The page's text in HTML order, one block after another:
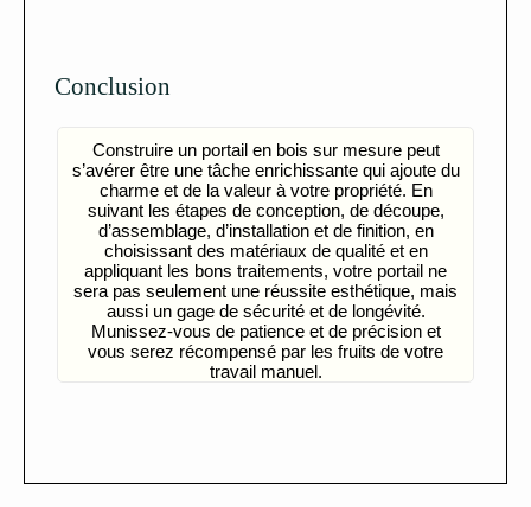
Conclusion
Construire un portail en bois sur mesure peut
s’avérer être une tâche enrichissante qui ajoute du
charme et de la valeur à votre propriété. En
suivant les étapes de conception, de découpe,
d’assemblage, d’installation et de finition, en
choisissant des matériaux de qualité et en
appliquant les bons traitements, votre portail ne
sera pas seulement une réussite esthétique, mais
aussi un gage de sécurité et de longévité.
Munissez-vous de patience et de précision et
vous serez récompensé par les fruits de votre
travail manuel.